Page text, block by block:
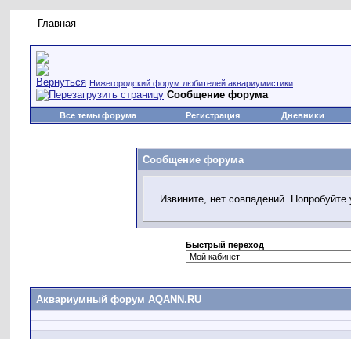
Главная
Нижегородский форум любителей аквариумистики
Сообщение форума
Все темы форума Регистрация Дневники
Сообщение форума
Извините, нет совпадений.
Быстрый переход
Аквариумный форум AQANN.RU